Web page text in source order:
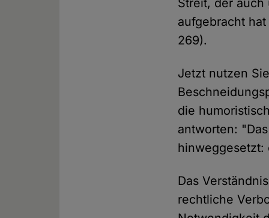
Streit, der
aufgebracht
269).
Jetzt nutzen
die
antworten:
hinweggesetzt:
Das
rechtliche